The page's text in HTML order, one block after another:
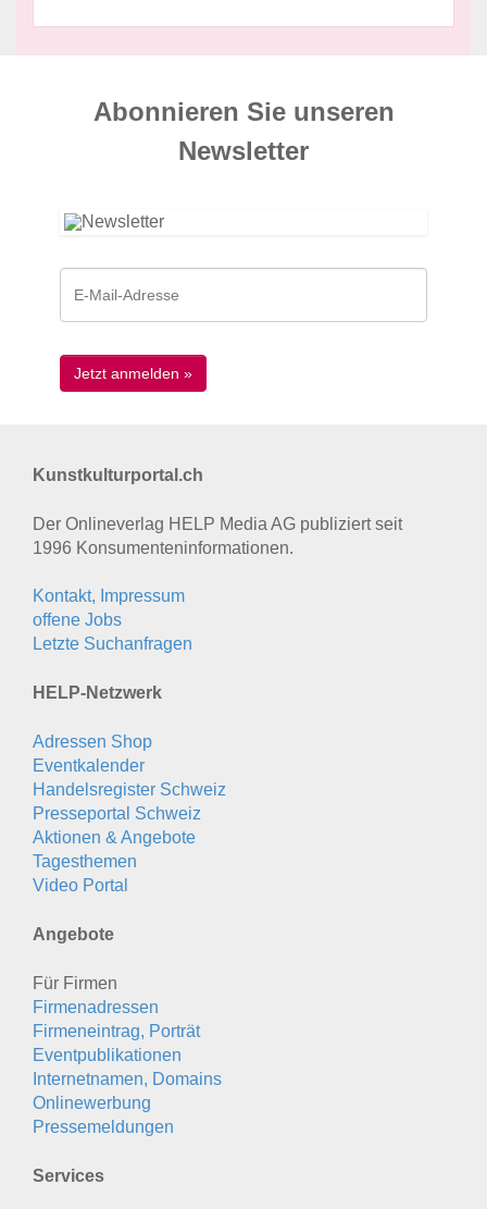
Abonnieren Sie unseren
News­letter
Kunstkulturportal.ch
Der Onlineverlag HELP Media AG publiziert seit
1996 Konsumenten­informationen.
Kontakt, Impressum
offene Jobs
Letzte Suchanfragen
HELP-Netzwerk
Adressen Shop
Eventkalender
Handelsregister Schweiz
Presseportal Schweiz
Aktionen & Angebote
Tagesthemen
Video Portal
Angebote
Für Firmen
Firmenadressen
Firmeneintrag, Porträt
Eventpublikationen
Internetnamen, Domains
Onlinewerbung
Pressemeldungen
Services